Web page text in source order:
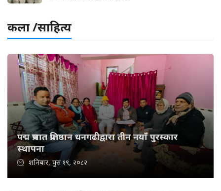
कला /साहित्य
पद्म प्रभात प्रतिष्ठान धनगढीद्वारा तीन नयाँ पुरस्कार
स्थापना
शनिबार, पुस १९, २०८२